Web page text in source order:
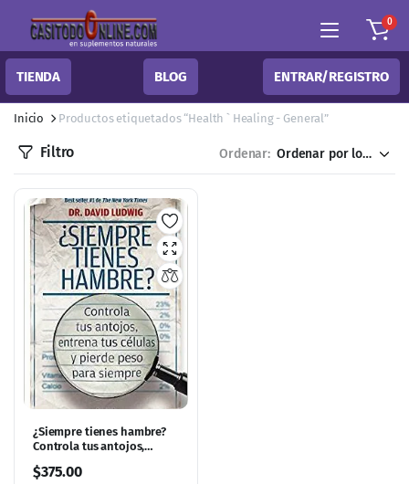
0
TIENDA BLOG ENTRAR/REGISTRO
Inicio Productos etiquetados “Health ` Healing - General”
Filtro Ordenar:
¿Siempre tienes hambre?
Controla tus antojos,
pierde peso para siempre
$375.00